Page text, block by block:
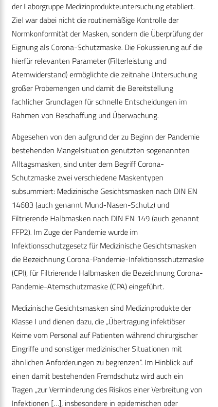
der Laborgruppe Medizinprodukteuntersuchung etabliert.
Ziel war dabei nicht die routinemäßige Kontrolle der
Normkonformität der Masken, sondern die Überprüfung der
Eignung als Corona-Schutzmaske. Die Fokussierung auf die
hierfür relevanten Parameter (Filterleistung und
Atemwiderstand) ermöglichte die zeitnahe Untersuchung
großer Probemengen und damit die Bereitstellung
fachlicher Grundlagen für schnelle Entscheidungen im
Rahmen von Beschaffung und Überwachung.
Abgesehen von den aufgrund der zu Beginn der Pandemie
bestehenden Mangelsituation genutzten sogenannten
Alltagsmasken, sind unter dem Begriff Corona-
Schutzmaske zwei verschiedene Maskentypen
subsummiert: Medizinische Gesichtsmasken nach DIN EN
14683 (auch genannt Mund-Nasen-Schutz) und
Filtrierende Halbmasken nach DIN EN 149 (auch genannt
FFP2). Im Zuge der Pandemie wurde im
Infektionsschutzgesetz für Medizinische Gesichtsmasken
die Bezeichnung Corona-Pandemie-Infektionsschutzmaske
(CPI), für Filtrierende Halbmasken die Bezeichnung Corona-
Pandemie-Atemschutzmaske (CPA) eingeführt.
Medizinische Gesichtsmasken sind Medizinprodukte der
Klasse I und dienen dazu, die „Übertragung infektiöser
Keime vom Personal auf Patienten während chirurgischer
Eingriffe und sonstiger medizinischer Situationen mit
ähnlichen Anforderungen zu begrenzen“. Im Hinblick auf
einen damit bestehenden Fremdschutz wird auch ein
Tragen „zur Verminderung des Risikos einer Verbreitung von
Infektionen […], insbesondere in epidemischen oder